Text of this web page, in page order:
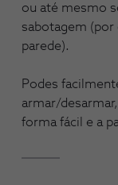
ou até mesmo
sabotagem (por
parede).
Podes
armar/
forma fácil e a